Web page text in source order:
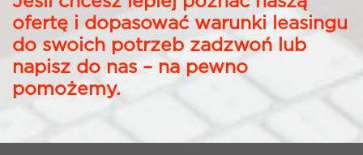
ofertę i dopasować warunki leasingu
do swoich potrzeb zadzwoń lub
napisz do nas – na pewno
pomożemy.